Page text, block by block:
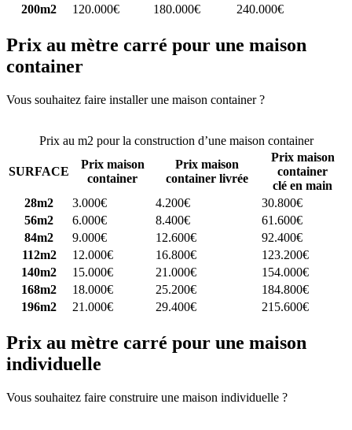
200m2
120.000€ 180.000€ 240.000€
Prix au mètre carré pour une maison
container
Vous souhaitez faire installer une maison container ?
Prix au m2 pour la construction d’une maison container
SURFACE
Prix maison
container
Prix maison
container livrée
Prix maison
container
clé en main
28m2
3.000€ 4.200€
30.800€
56m2
6.000€ 8.400€
61.600€
84m2
9.000€ 12.600€
92.400€
112m2
12.000€ 16.800€
123.200€
140m2
15.000€ 21.000€
154.000€
168m2
18.000€ 25.200€
184.800€
196m2
21.000€ 29.400€ 215.600€
Prix au mètre carré pour une maison
individuelle
Vous souhaitez faire construire une maison individuelle ?